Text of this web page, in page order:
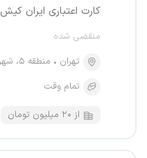
کارت اعتباری ایران کیش
منقضی شده
تهران
منطقه ۵، شهرزیبا
تمام وقت
از ۲۰ میلیون تومان